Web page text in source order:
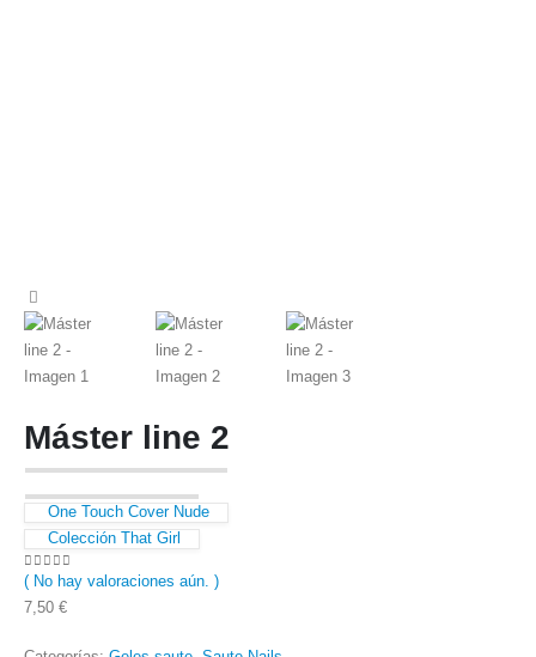
Máster line 2
One Touch Cover Nude
Colección That Girl
0 out of 5
( No hay valoraciones aún. )
7,50 €